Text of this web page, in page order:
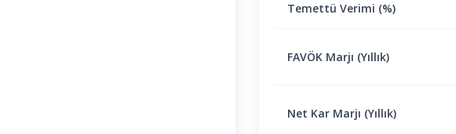
Temettü Verimi (%)
FAVÖK Marjı (Yıllık)
Net Kar Marjı (Yıllık)